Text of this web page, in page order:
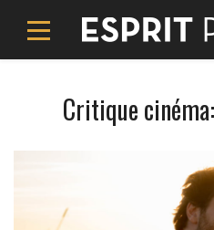
Critique